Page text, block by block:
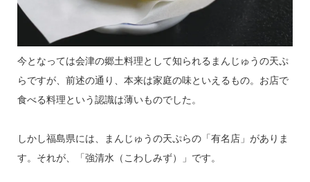
今となっては会津の郷土料理として知られるまんじゅうの天ぷ
らですが、前述の通り、本来は家庭の味といえるもの。お店で
食べる料理という認識は薄いものでした。
しかし福島県には、まんじゅうの天ぷらの「有名店」がありま
す。それが、「強清水（こわしみず）」です。